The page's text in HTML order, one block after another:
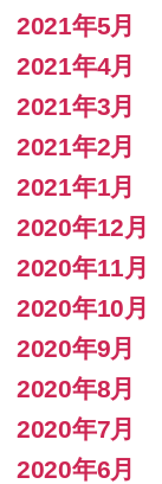
2021年5月
2021年4月
2021年3月
2021年2月
2021年1月
2020年12月
2020年11月
2020年10月
2020年9月
2020年8月
2020年7月
2020年6月